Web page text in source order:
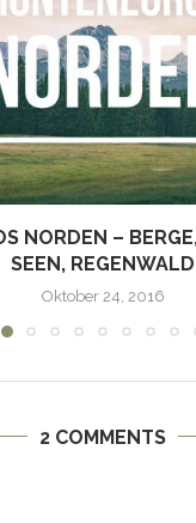
NORDEN –
SEEN, REGENWALD
Oktober 24, 2016
2 COMMENTS